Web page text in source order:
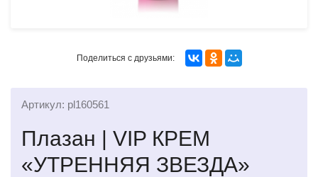
Поделиться с друзьями:
Артикул: pl160561
Плазан | VIP КРЕМ
«УТРЕННЯЯ ЗВЕЗДА»